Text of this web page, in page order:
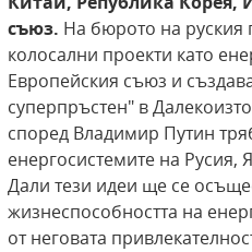
съюз. На бюрото на руския
колосални проекти като
Европейския съюз и
суперпръстен" в
според Владимир Путин
енергосистемите на Русия,
Дали тези идеи ще се
жизнеспособността на
от неговата